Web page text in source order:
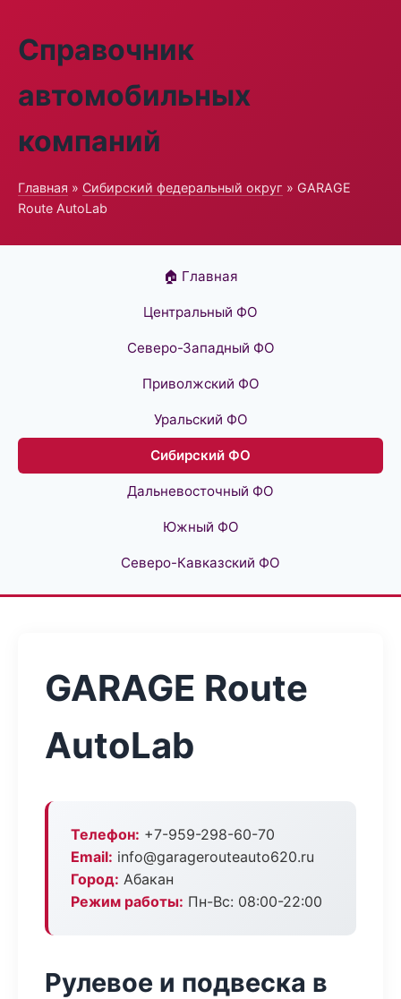
Справочник
автомобильных
компаний
Главная » Сибирский федеральный округ » GARAGE
Route AutoLab
🏠 Главная
Центральный ФО
Северо-Западный ФО
Приволжский ФО
Уральский ФО
Сибирский ФО
Дальневосточный ФО
Южный ФО
Северо-Кавказский ФО
GARAGE Route
AutoLab
Телефон: +7-959-298-60-70
Email: info@garagerouteauto620.ru
Город: Абакан
Режим работы: Пн-Вс: 08:00-22:00
Рулевое и подвеска в